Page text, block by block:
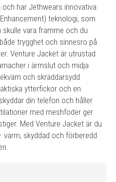
har Jethwears innovativa
teknologi, som
vara framme och du
trygghet och sinnesro på
Venture Jacket är utrustad
i ärmslut och midja
och skräddarsydd
ytterfickor och en
din telefon och håller
med meshfoder ger
Med Venture Jacket är du
skyddad och förberedd